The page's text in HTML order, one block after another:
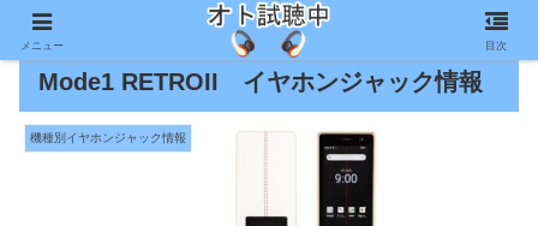
Mode1 RETROII イヤホンジャック情報
機種別イヤホンジャック情報
メニュー 目次